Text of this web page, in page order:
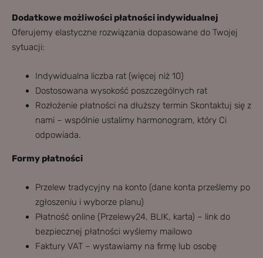
Dodatkowe możliwości płatności indywidualnej
Oferujemy elastyczne rozwiązania dopasowane do Twojej
sytuacji:
Indywidualna liczba rat (więcej niż 10)
Dostosowana wysokość poszczególnych rat
Rozłożenie płatności na dłuższy termin Skontaktuj się z
nami – wspólnie ustalimy harmonogram, który Ci
odpowiada.
Formy płatności
Przelew tradycyjny na konto (dane konta prześlemy po
zgłoszeniu i wyborze planu)
Płatność online (Przelewy24, BLIK, karta) – link do
bezpiecznej płatności wyślemy mailowo
Faktury VAT – wystawiamy na firmę lub osobę